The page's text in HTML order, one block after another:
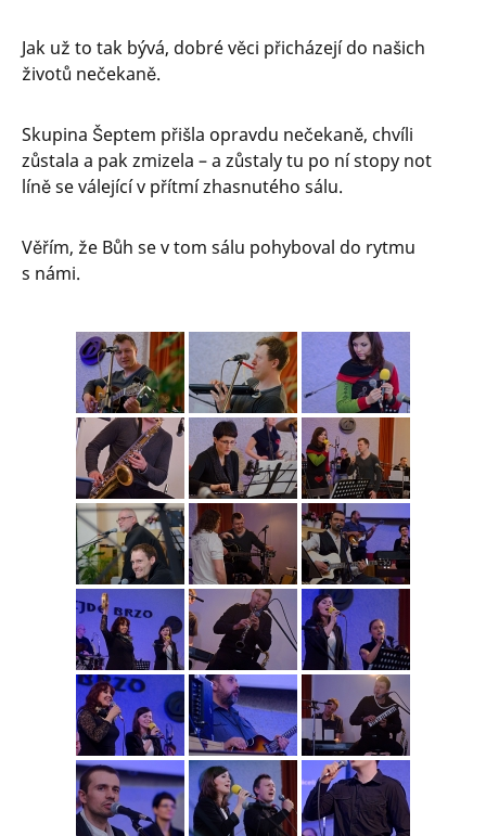
Jak už to tak bývá, dobré věci přicházejí do našich
životů nečekaně.
Skupina Šeptem přišla opravdu nečekaně, chvíli
zůstala a pak zmizela – a zůstaly tu po ní stopy not
líně se válející v přítmí zhasnutého sálu.
Věřím, že Bůh se v tom sálu pohyboval do rytmu
s námi.